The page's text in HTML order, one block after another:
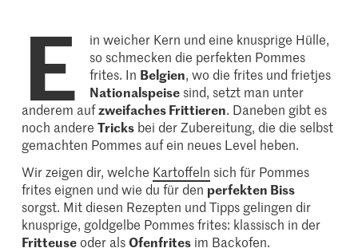
E
in weicher Kern und eine knusprige Hülle,
so schmecken die perfekten Pommes
frites. In Belgien, wo die frites und frietjes
Nationalspeise sind, setzt man unter
anderem aufzweifaches Frittieren. Daneben gibt es
noch andereTricks bei der Zubereitung, die die selbst
gemachten Pommes auf ein neues Level heben.
Wir zeigen dir, welche Kartoffeln sich für Pommes
frites eignen und wie du für den perfekten Biss
sorgst. Mit diesen Rezepten und Tipps gelingen dir
knusprige, goldgelbe Pommes frites: klassisch in der
Fritteuseoder alsOfenfrites im Backofen.